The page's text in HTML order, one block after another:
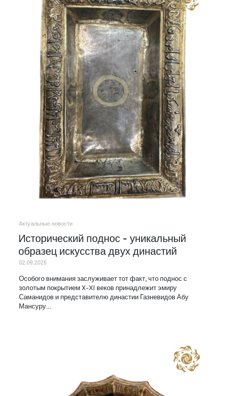
Актуальные новости
Исторический поднос - уникальный
образец искусства двух династий
02.09.2025
Особого внимания заслуживает тот факт, что поднос с
золотым покрытием X-XI веков принадлежит эмиру
Саманидов и представителю династии Газневидов Абу
Мансуру…